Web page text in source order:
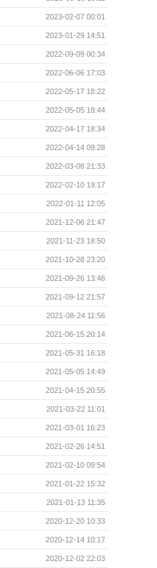
2023-02-07 00:01
2023-01-29 14:51
2022-09-09 00:34
2022-06-06 17:03
2022-05-17 18:22
2022-05-05 18:44
2022-04-17 18:34
2022-04-14 09:28
2022-03-08 21:33
2022-02-10 19:17
2022-01-11 12:05
2021-12-06 21:47
2021-11-23 18:50
2021-10-28 23:20
2021-09-26 13:46
2021-09-12 21:57
2021-08-24 11:56
2021-06-15 20:14
2021-05-31 16:18
2021-05-05 14:49
2021-04-15 20:55
2021-03-22 11:01
2021-03-01 16:23
2021-02-26 14:51
2021-02-10 09:54
2021-01-22 15:32
2021-01-13 11:35
2020-12-20 10:33
2020-12-14 10:17
2020-12-02 22:03